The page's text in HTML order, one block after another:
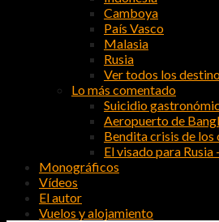
Camboya
País Vasco
Malasia
Rusia
Ver todos los
Lo más comentado
Suicidio
Aeropuerto de
Bendita crisis de los
El visado para
Monográficos
Vídeos
El autor
Vuelos y alojamiento